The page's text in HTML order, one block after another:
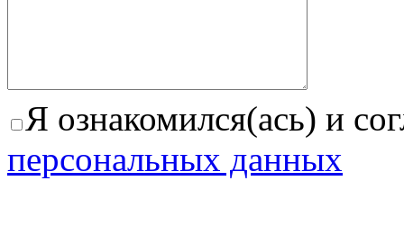
Я ознакомился(ась) и
персональных данных